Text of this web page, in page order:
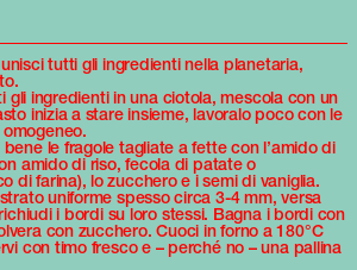
tutti gli ingredienti nella planetaria,
gli ingredienti in una ciotola, mescola con un
inizia a stare insieme, lavoralo poco con le
le fragole tagliate a fette con l’amido di
amido di riso, fecola di patate o
di farina), lo zucchero e i semi di vaniglia.
uniforme spesso circa 3-4 mm, versa
i bordi su loro stessi. Bagna i bordi con
con zucchero. Cuoci in forno a 180°C
con timo fresco e – perché no – una pallina